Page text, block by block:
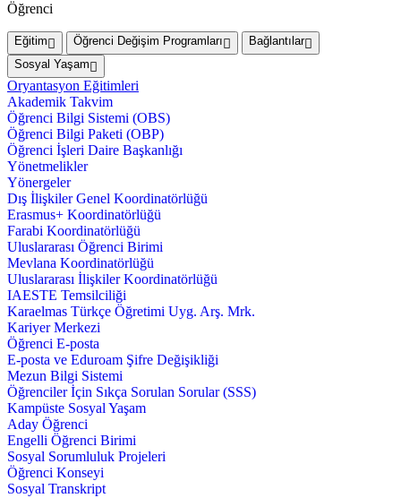
Öğrenci
Eğitim Öğrenci Değişim Programları
Bağlantılar
Sosyal Yaşam
Oryantasyon Eğitimleri
Akademik Takvim
Öğrenci Bilgi Sistemi (OBS)
Öğrenci Bilgi Paketi (OBP)
Öğrenci İşleri Daire Başkanlığı
Yönetmelikler
Yönergeler
Dış İlişkiler Genel Koordinatörlüğü
Erasmus+ Koordinatörlüğü
Farabi Koordinatörlüğü
Uluslararası Öğrenci Birimi
Mevlana Koordinatörlüğü
Uluslararası İlişkiler Koordinatörlüğü
IAESTE Temsilciliği
Karaelmas Türkçe Öğretimi Uyg. Arş. Mrk.
Kariyer Merkezi
Öğrenci E-posta
E-posta ve Eduroam Şifre Değişikliği
Mezun Bilgi Sistemi
Öğrenciler İçin Sıkça Sorulan Sorular (SSS)
Kampüste Sosyal Yaşam
Aday Öğrenci
Engelli Öğrenci Birimi
Sosyal Sorumluluk Projeleri
Öğrenci Konseyi
Sosyal Transkript